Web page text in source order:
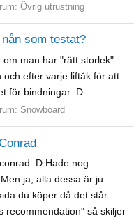
Övrig utrustning
som testat?
man har "rätt storlek"
och efter varje liftåk för att
för bindningar :D
Snowboard
:D Hade nog
ja, alla dessa är ju
du köper då det står
recommendation" så skiljer